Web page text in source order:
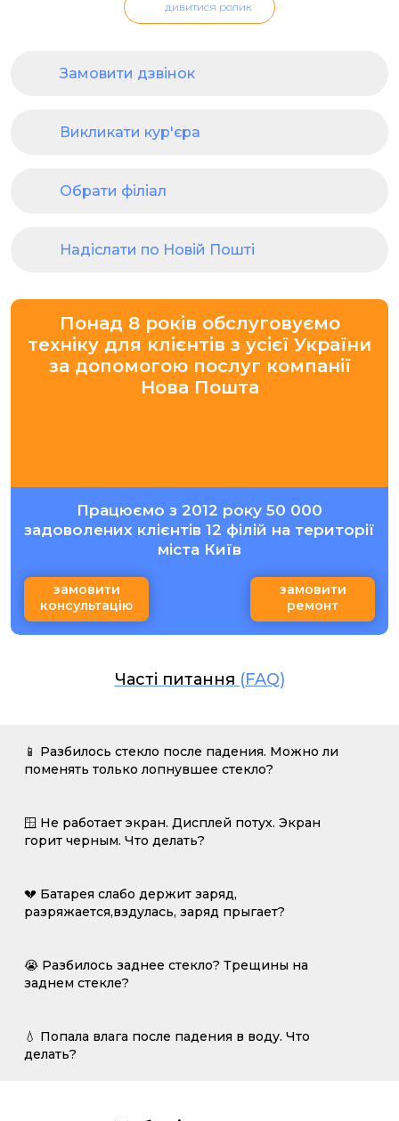
дивитися ролик
Замовити дзвінок
Викликати кур'єра
Обрати філіал
Надіслати по Новій Пошті
Понад 8 років обслуговуємо
техніку для клієнтів з усієї України
за допомогою послуг компанії
Нова Пошта
Працюємо з 2012 року 50 000
задоволених клієнтів 12 філій на території
міста Київ
замовити
консультацію
замовити
ремонт
Часті питання (FAQ)
📱 Разбилось стекло после падения. Можно ли
поменять только лопнувшее стекло?
🪟 Не работает экран. Дисплей потух. Экран
горит черным. Что делать?
💔 Батарея слабо держит заряд,
разряжается,вздулась, заряд прыгает?
😭 Разбилось заднее стекло? Трещины на
заднем стекле?
💧 Попала влага после падения в воду. Что
делать?